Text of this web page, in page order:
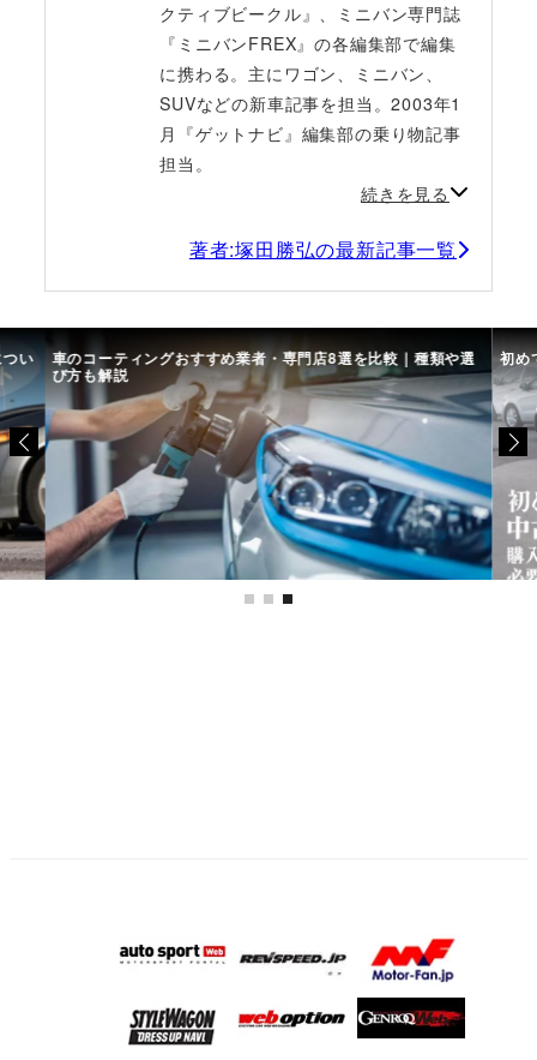
クティブビークル』、ミニバン専門誌
『ミニバンFREX』の各編集部で編集
に携わる。主にワゴン、ミニバン、
SUVなどの新車記事を担当。2003年1
月『ゲットナビ』編集部の乗り物記事
担当。
続きを見る
著者:塚田勝弘の最新記事一覧
い 車のコーティングおすすめ業者・専門店8選を比較｜種類や選
び方も解説
初め